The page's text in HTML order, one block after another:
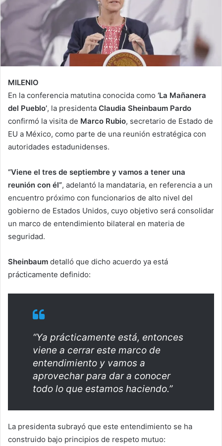
MILENIO
En la conferencia matutina conocida como ‘La Mañanera
del Pueblo’, la presidenta Claudia Sheinbaum Pardo
confirmó la visita de Marco Rubio, secretario de Estado de
EU a México, como parte de una reunión estratégica con
autoridades estadunidenses.
“Viene el tres de septiembre y vamos a tener una
reunión con él”, adelantó la mandataria, en referencia a un
encuentro próximo con funcionarios de alto nivel del
gobierno de Estados Unidos, cuyo objetivo será consolidar
un marco de entendimiento bilateral en materia de
seguridad.
Sheinbaum detalló que dicho acuerdo ya está
prácticamente definido:
“Ya prácticamente está, entonces
viene a cerrar este marco de
entendimiento y vamos a
aprovechar para dar a conocer
todo lo que estamos haciendo.”
La presidenta subrayó que este entendimiento se ha
construido bajo principios de respeto mutuo: